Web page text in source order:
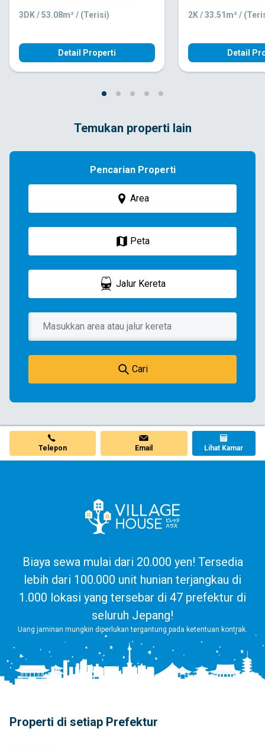
3DK / 53.08m² / (Terisi)
Detail Properti
2K / 33.51m² /
Detail
Temukan properti lain
Pencarian Properti
Area
Peta
Jalur Kereta
Cari
Telepon Email Lihat Kamar
Biaya sewa mulai dari 20.000 yen! Tersedia
lebih dari 100.000 unit hunian terjangkau di
1.000 lokasi yang tersebar di 47 prefektur di
seluruh Jepang!
Uang jaminan mungkin diperlukan tergantung pada ketentuan kontrak.
Properti di setiap Prefektur